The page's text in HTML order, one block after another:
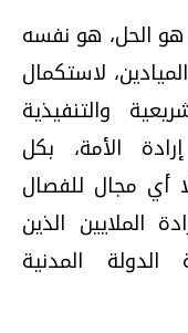
الحل، هو نفسه
لاستكمال
والتنفيذية
الأمة، بكل
أي مجال للفصال
الملايين الذين
بإقامة الدولة المدنية